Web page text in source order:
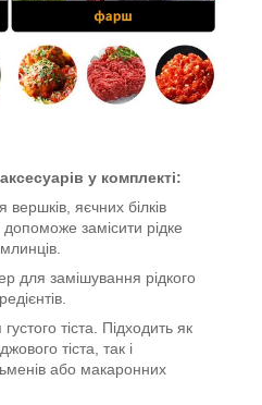
у комплекті:
вершків, яєчних білків
замісити рідке
для замішування рідкого
тіста. Підходить як
тіста, так і
або макаронних